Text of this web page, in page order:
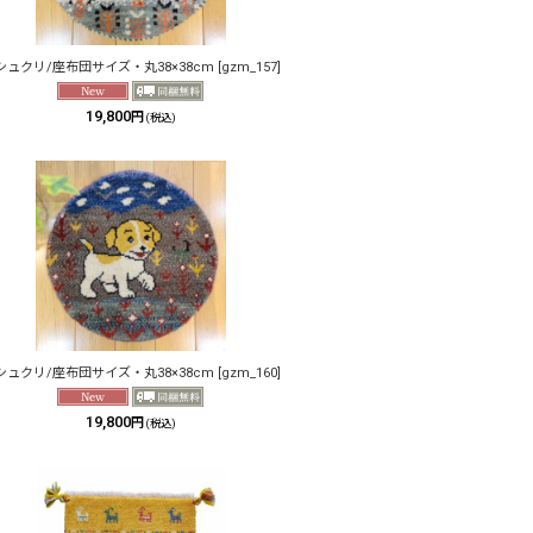
ュクリ/座布団サイズ・丸38×38cm [gzm_157]
19,800円 (税込)
ュクリ/座布団サイズ・丸38×38cm [gzm_160]
19,800円 (税込)